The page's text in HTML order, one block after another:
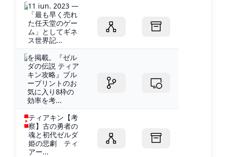
11 iun. 2023 —
「最も早く売れ
た任天堂のゲー
ム」としてギネ
ス世界記...
を掲載。『ゼル
ダの伝説 ティア
キン攻略』ブル
ープリントのお
気に入り8枠の
効率を考...
ティアキン【考
察】古の勇者の
魂と初代ゼルダ
姫の悲劇 ティ
アー...